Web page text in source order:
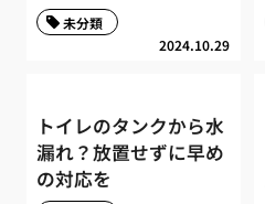
2024.10.29
未分類
トイレのタンクから水
漏れ？放置せずに早め
の対応を